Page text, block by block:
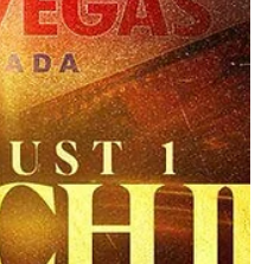
mundial del CMB en Las Vegas